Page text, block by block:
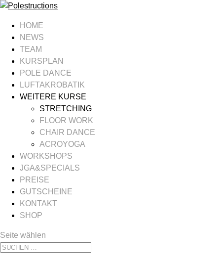
HOME
NEWS
TEAM
KURSPLAN
POLE DANCE
LUFTAKROBATIK
WEITERE KURSE
STRETCHING
FLOOR WORK
CHAIR DANCE
ACROYOGA
WORKSHOPS
JGA&SPECIALS
PREISE
GUTSCHEINE
KONTAKT
SHOP
Seite wählen